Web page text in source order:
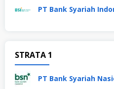
PT Bank Syariah
STRATA 1
PT Bank Syariah